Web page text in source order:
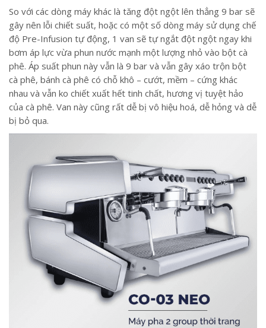
So với các dòng máy khác là tăng đột ngột lên thẳng 9 bar sẽ
gây nên lỗi chiết suất, hoặc có một số dòng máy sử dụng chế
độ Pre-Infusion tự động, 1 van sẽ tự ngắt đột ngột ngay khi
bơm áp lực vừa phun nước mạnh một lượng nhỏ vào bột cà
phê. Áp suất phun này vẫn là 9 bar và vẫn gây xáo trộn bột
cà phê, bánh cà phê có chỗ khô – cướt, mềm – cứng khác
nhau và vẫn ko chiết xuất hết tinh chất, hương vị tuyệt hảo
của cà phê. Van này cũng rất dễ bị vô hiệu hoá, dễ hỏng và dễ
bị bỏ qua.